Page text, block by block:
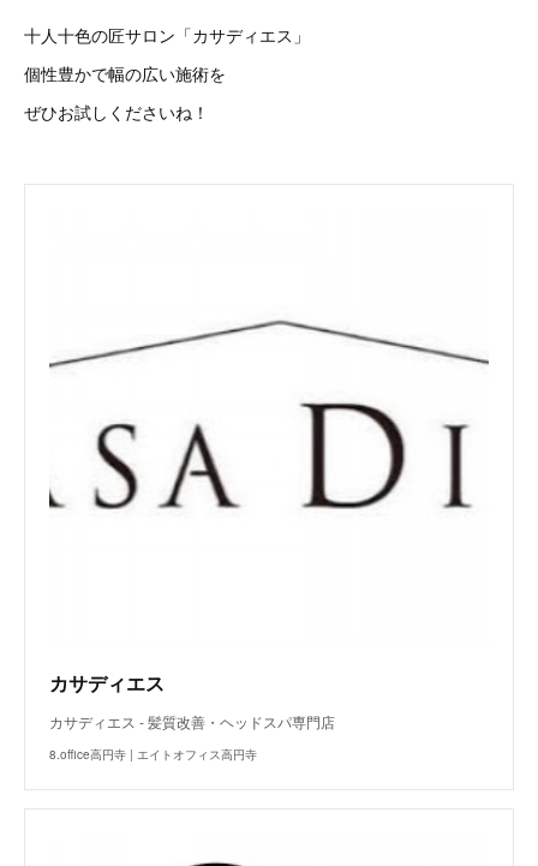
十人十色の匠サロン「カサディエス」
個性豊かで幅の広い施術を
ぜひお試しくださいね！
カサディエス
カサディエス - 髪質改善・ヘッドスパ専門店
8.office高円寺 | エイトオフィス高円寺